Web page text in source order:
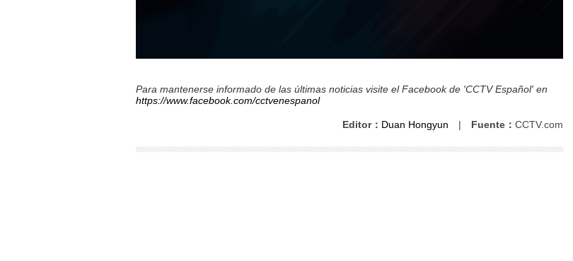
Para mantenerse informado de las últimas noticias visite el Facebook de 'CCTV Español' en
https://www.facebook.com/cctvenespanol
Editor： Duan Hongyun | Fuente： CCTV.com